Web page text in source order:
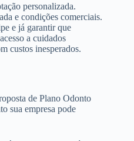
personalizada.
e condições comerciais.
e já garantir que
a cuidados
custos inesperados.
de Plano Odonto
sua empresa pode